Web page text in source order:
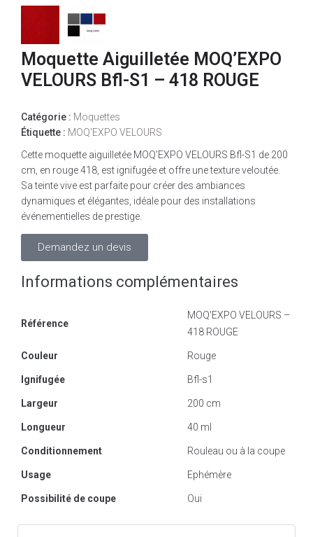
Moquette Aiguilletée MOQ’EXPO
VELOURS Bfl-S1 – 418 ROUGE
Catégorie : Moquettes
Étiquette : MOQ'EXPO VELOURS
Cette moquette aiguilletée MOQ’EXPO VELOURS Bfl-S1 de 200
cm, en rouge 418, est ignifugée et offre une texture veloutée.
Sa teinte vive est parfaite pour créer des ambiances
dynamiques et élégantes, idéale pour des installations
événementielles de prestige.
Demandez un devis
Informations complémentaires
Référence
MOQ'EXPO VELOURS –
418 ROUGE
Couleur Rouge
Ignifugée Bfl-s1
Largeur 200 cm
Longueur 40 ml
Conditionnement Rouleau ou à la coupe
Usage Ephémère
Possibilité de coupe Oui